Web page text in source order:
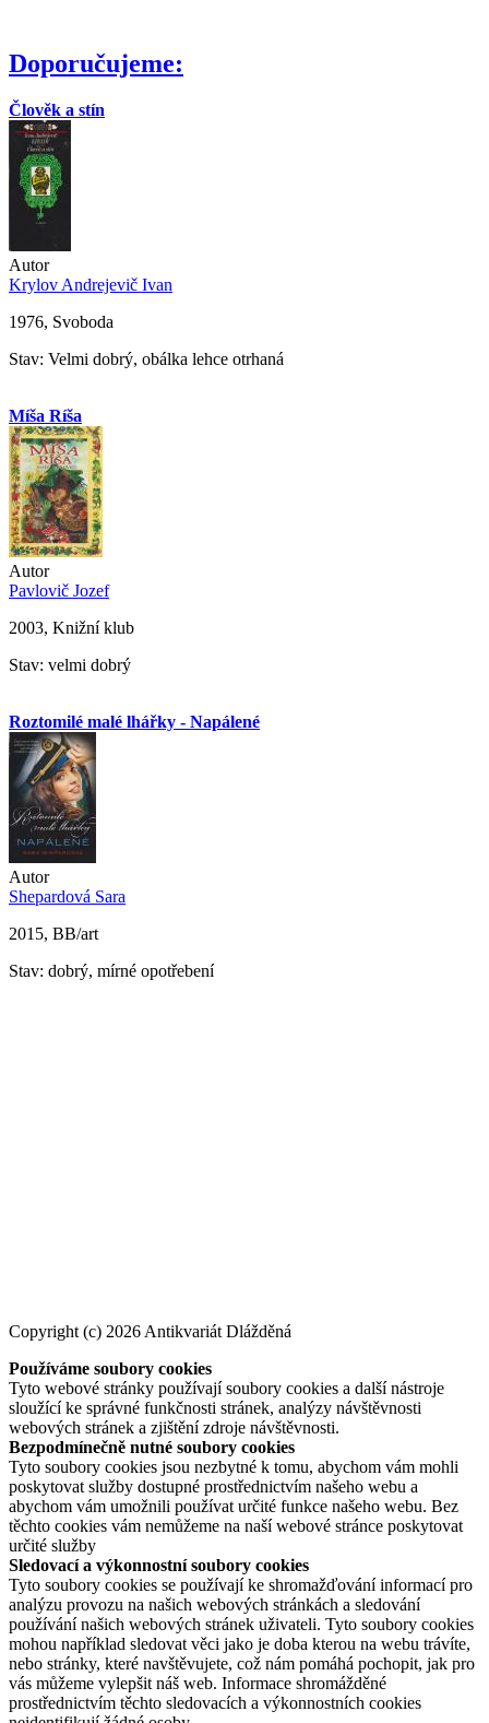
Doporučujeme:
Člověk a stín
Autor
Krylov Andrejevič Ivan
1976, Svoboda
Stav: Velmi dobrý, obálka lehce otrhaná
Míša Ríša
Autor
Pavlovič Jozef
2003, Knižní klub
Stav: velmi dobrý
Roztomilé malé lhářky - Napálené
Autor
Shepardová Sara
2015, BB/art
Stav: dobrý, mírné opotřebení
Copyright (c) 2026 Antikvariát Dlážděná
Používáme soubory cookies
Tyto webové stránky používají soubory cookies a další nástroje
sloužící ke správné funkčnosti stránek, analýzy návštěvnosti
webových stránek a zjištění zdroje návštěvnosti.
Bezpodmínečně nutné soubory cookies
Tyto soubory cookies jsou nezbytné k tomu, abychom vám mohli
poskytovat služby dostupné prostřednictvím našeho webu a
abychom vám umožnili používat určité funkce našeho webu. Bez
těchto cookies vám nemůžeme na naší webové stránce poskytovat
určité služby
Sledovací a výkonnostní soubory cookies
Tyto soubory cookies se používají ke shromažďování informací pro
analýzu provozu na našich webových stránkách a sledování
používání našich webových stránek uživateli. Tyto soubory cookies
mohou například sledovat věci jako je doba kterou na webu trávíte,
nebo stránky, které navštěvujete, což nám pomáhá pochopit, jak pro
vás můžeme vylepšit náš web. Informace shromážděné
prostřednictvím těchto sledovacích a výkonnostních cookies